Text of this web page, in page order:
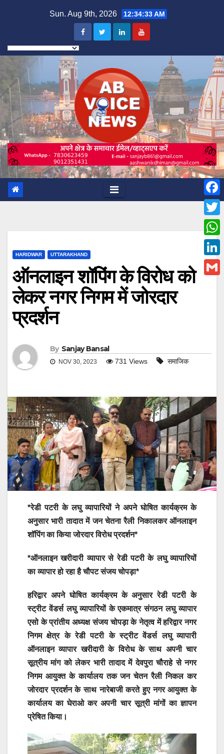
Sun. Aug 9th, 2026 12:34:35 AM
HARIDWAR UTTARAKHAND
ऑनलाइन शॉपिंग के विरोध को
लेकर नगर निगम में जोरदार
प्रदर्शन
By Sanjay Bansal
NOV 30, 2023 731 Views समाजिक
*रेडी पटरी के लघु व्यापारियों ने अपने घोषित कार्यक्रम के
अनुसार भारी तादात में जन चेतना रैली निकालकर ऑनलाइन
शॉपिंग का किया जोरदार विरोध प्रदर्शन*
*ऑनलाइन खरीदारी व्यापार से रेडी पटरी के लघु व्यापारियों
का व्यापार हो रहा है चौपट संजय चोपड़ा*
हरिद्वार अपने घोषित कार्यक्रम के अनुसार रेडी पटरी के
स्ट्रीट वेंडर्स लघु व्यापारियों के एकमात्र संगठन लघु व्यापार
एसो के प्रांतीय अध्यक्ष संजय चोपड़ा के नेतृत्व में हरिद्वार नगर
निगम क्षेत्र के रेडी पटरी के स्ट्रीट वेंडर्स लघु व्यापारी
ऑनलाइन व्यापार खरीदारी के विरोध के साथ अपनी चार
सूत्रीय मांग को लेकर भारी तादाद में देवपुरा चौराहे से नगर
निगम आयुक्त के कार्यालय तक जन चेतन रैली निकल कर
जोरदार प्रदर्शन के साथ नारेबाजी करते हुए नगर आयुक्त के
कार्यालय का घेराओ कर अपनी चार सूत्री मांगों का ज्ञापन
प्रेषित किया।
Video
F
a
c
e
b
T
w
i
W
h
a
p
L